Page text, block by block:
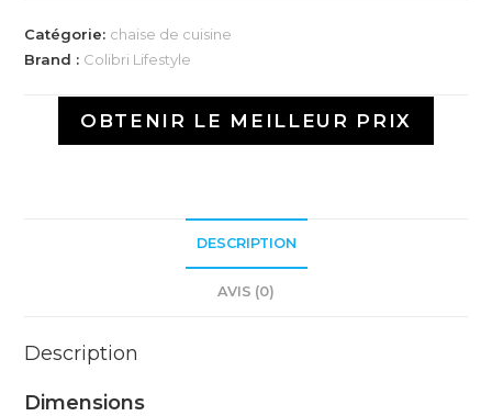
Catégorie: chaise de cuisine
Brand : Colibri Lifestyle
OBTENIR LE MEILLEUR PRIX
DESCRIPTION
AVIS (0)
Description
Dimensions